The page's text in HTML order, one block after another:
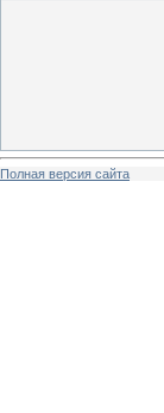
Полная версия сайта